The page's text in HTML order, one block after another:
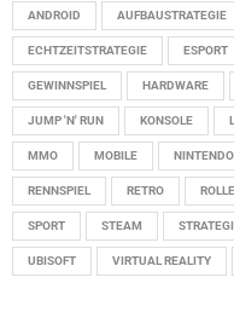
ANDROID AUFBAUSTRATEGIE
ECHTZEITSTRATEGIE ESPORT
GEWINNSPIEL HARDWARE
JUMP 'N' RUN KONSOLE
MMO MOBILE NINTENDO
RENNSPIEL RETRO
SPORT STEAM
UBISOFT VIRTUAL REALITY